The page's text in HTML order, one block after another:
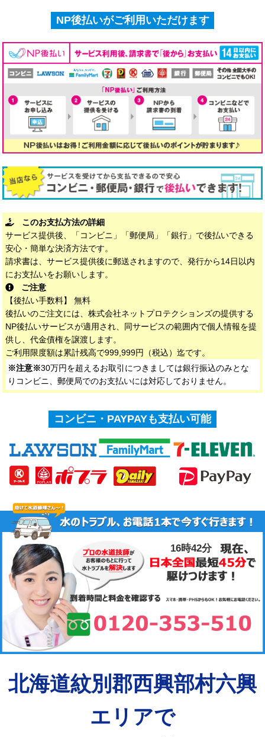
NP後払いがご利用いただけます
このお支払方法の詳細
サービス提供後、「コンビニ」「郵便局」「銀行」で後払いできる
安心・簡単な決済方法です。
請求書は、サービス提供後に郵送されますので、発行から14日以内
にお支払いをお願いします。
ご注意
【後払い手数料】 無料
後払いのご注文には、株式会社ネットプロテクションズの提供する
NP後払いサービスが適用され、同サービスの範囲内で個人情報を提
供し、代金債権を譲渡します。
ご利用限度額は累計残高で999,999円（税込）迄です。
※注意※30万円を超えるお取引につきましては銀行振込のみとな
りコンビニ、郵便局でのお支払いには対応しておりません。
コンビニ・PAYPAYも支払い可能
16時42分
北海道紋別郡西興部村六興
エリアで